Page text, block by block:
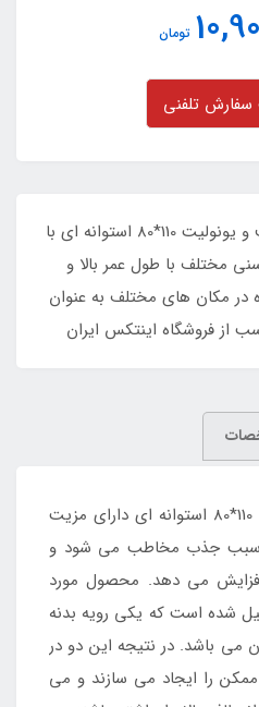
تومان
تلفنی
خرید بهترین مبل شنی الیاف و یونولیت 110*80 استوانه ای با
مختلف با طول عمر بالا و
مکان های مختلف به عنوان
از فروشگاه اینتکس ایران
الیاف و یونولیت 110*80 استوانه ای دارای مزیت
سبب جذب مخاطب می شود و
می دهد. محصول مورد
شده است که یکی رویه بدنه
می باشد. در نتیجه این دو در
را ایجاد می سازند و می